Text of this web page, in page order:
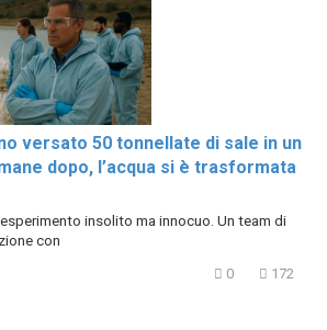
versato 50 tonnellate di sale in un
dopo, l’acqua si è trasformata
insolito ma innocuo. Un team di
con
0 172